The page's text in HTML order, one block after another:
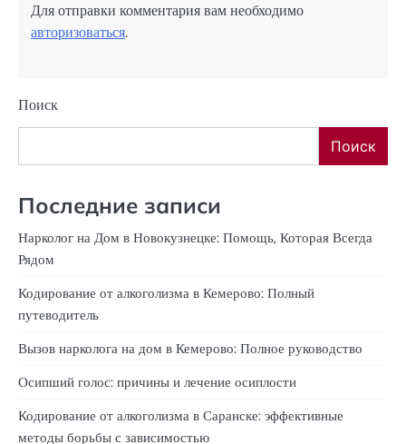
Для отправки комментария вам необходимо
авторизоваться.
Поиск
Поиск
Последние записи
Нарколог на Дом в Новокузнецке: Помощь, Которая Всегда
Рядом
Кодирование от алкоголизма в Кемерово: Полный
путеводитель
Вызов нарколога на дом в Кемерово: Полное руководство
Осипший голос: причины и лечение осиплости
Кодирование от алкоголизма в Саранске: эффективные
методы борьбы с зависимостью